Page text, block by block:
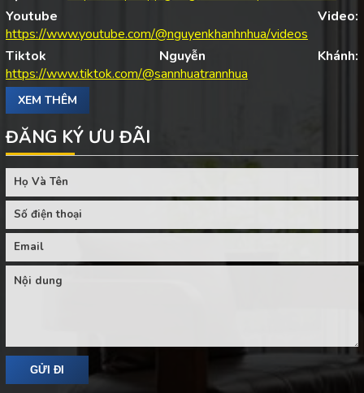
Youtube Video:
https://www.youtube.com/@nguyenkhanhnhua/videos
Tiktok Nguyễn Khánh:
https://www.tiktok.com/@sannhuatrannhua
XEM THÊM
ĐĂNG KÝ ƯU ĐÃI